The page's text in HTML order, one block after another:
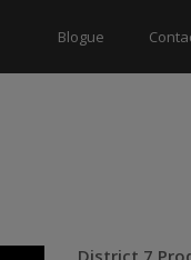
Blogue
District 7